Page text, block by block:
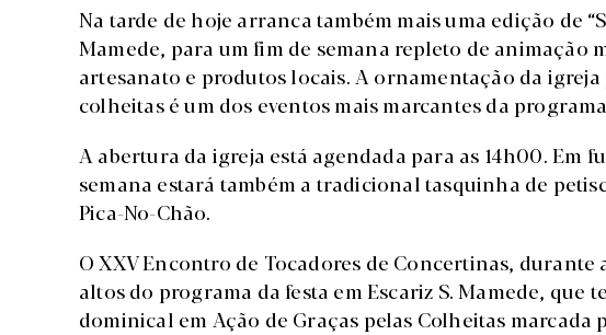
Na tarde de hoje arranca também mais uma edição de
Mamede, para um fim de semana repleto de animação
artesanato e produtos locais. A ornamentação da
colheitas é um dos eventos mais marcantes da
A abertura da igreja está agendada para as 14h00. Em
semana estará também a tradicional tasquinha de
Pica-No-Chão.
O XXV Encontro de Tocadores de Concertinas,
altos do programa da festa em Escariz S. Mamede, que
dominical em Ação de Graças pelas Colheitas marcada